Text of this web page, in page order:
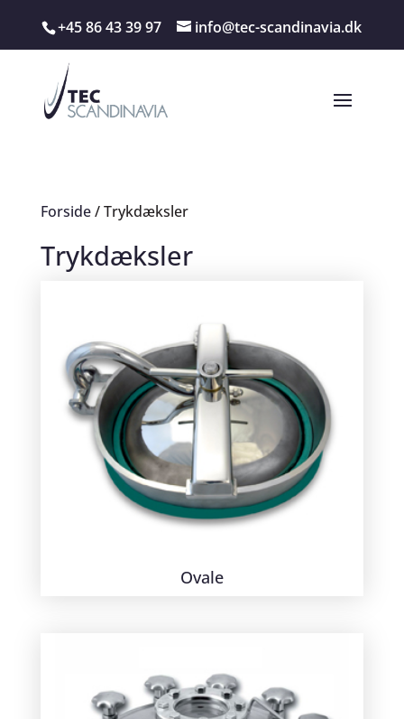
+45 86 43 39 97 info@tec-scandinavia.dk
Forside/ Trykdæksler
Trykdæksler
Ovale